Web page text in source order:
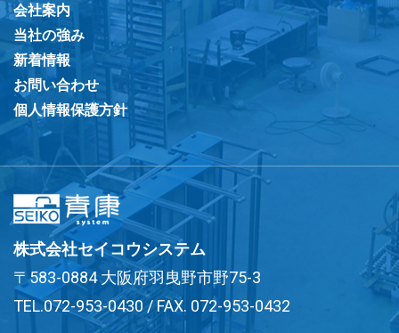
会社案内
当社の強み
新着情報
お問い合わせ
個人情報保護方針
株式会社セイコウシステム
〒583-0884 大阪府羽曳野市野75-3
TEL.072-953-0430 / FAX. 072-953-0432